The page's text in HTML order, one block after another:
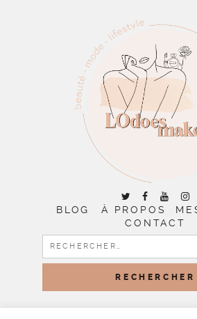
BLOG À PROPOS
CONTACT